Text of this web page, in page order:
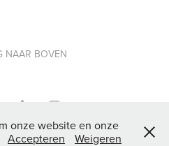
NAAR BOVEN
grafisch ontwerp
onze website en onze
Accepteren Weigeren